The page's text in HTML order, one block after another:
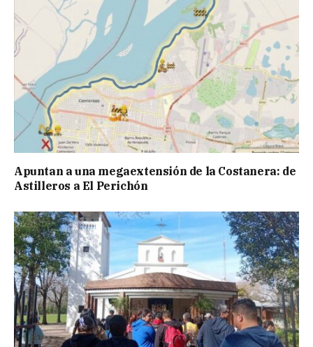
Apuntan a una megaextensión de la Costanera: de
Astilleros a El Perichón